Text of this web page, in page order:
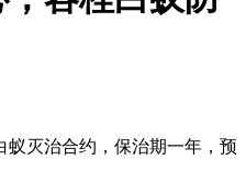
蚁灭治合约，保治期一年，预